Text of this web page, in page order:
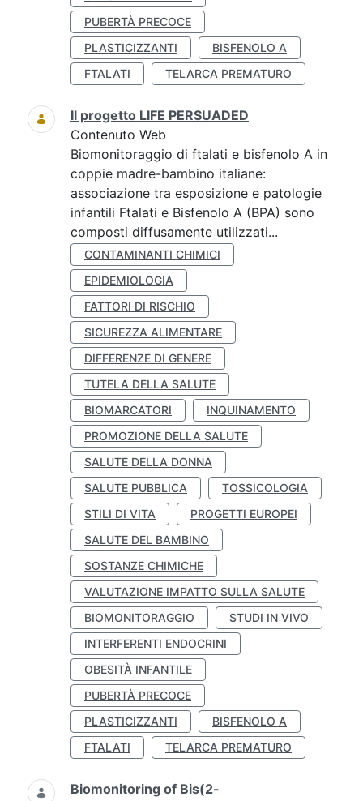
PUBERTÀ PRECOCE
PLASTICIZZANTI
BISFENOLO A
FTALATI
TELARCA PREMATURO
Il progetto LIFE PERSUADED
Contenuto Web
Biomonitoraggio di ftalati e bisfenolo A in
coppie madre-bambino italiane:
associazione tra esposizione e patologie
infantili Ftalati e Bisfenolo A (BPA) sono
composti diffusamente utilizzati...
CONTAMINANTI CHIMICI
EPIDEMIOLOGIA
FATTORI DI RISCHIO
SICUREZZA ALIMENTARE
DIFFERENZE DI GENERE
TUTELA DELLA SALUTE
BIOMARCATORI
INQUINAMENTO
PROMOZIONE DELLA SALUTE
SALUTE DELLA DONNA
SALUTE PUBBLICA
TOSSICOLOGIA
STILI DI VITA
PROGETTI EUROPEI
SALUTE DEL BAMBINO
SOSTANZE CHIMICHE
VALUTAZIONE IMPATTO SULLA SALUTE
BIOMONITORAGGIO
STUDI IN VIVO
INTERFERENTI ENDOCRINI
OBESITÀ INFANTILE
PUBERTÀ PRECOCE
PLASTICIZZANTI
BISFENOLO A
FTALATI
TELARCA PREMATURO
Biomonitoring of Bis(2-